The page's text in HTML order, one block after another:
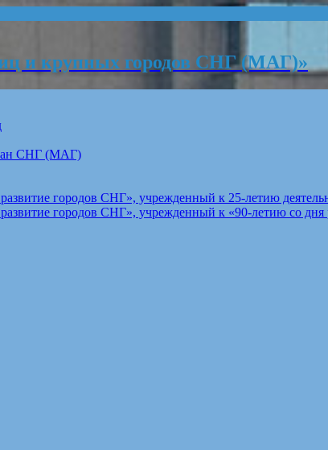
и крупных городов СНГ (МАГ)»
СНГ (МАГ)
городов СНГ», учрежденный к 25-летию
городов СНГ», учрежденный к «90-летию со